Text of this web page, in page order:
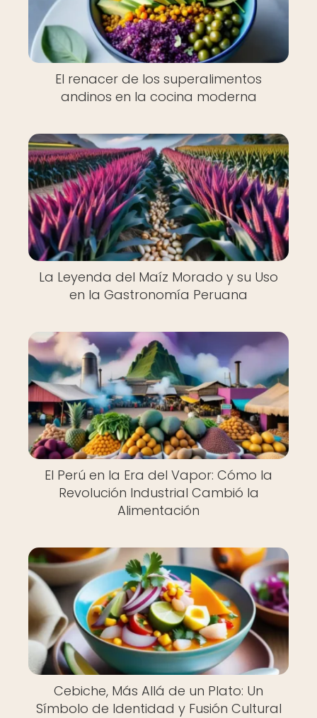
El renacer de los superalimentos
andinos en la cocina moderna
La Leyenda del Maíz Morado y su Uso
en la Gastronomía Peruana
El Perú en la Era del Vapor: Cómo la
Revolución Industrial Cambió la
Alimentación
Cebiche, Más Allá de un Plato: Un
Símbolo de Identidad y Fusión Cultural